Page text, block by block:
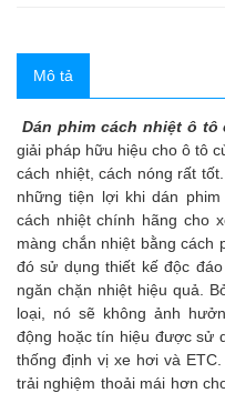
Mô tả
Dán phim cách nhiệt ô tô
giải pháp hữu hiệu cho ô tô
cách nhiệt, cách nóng rất
những tiện lợi khi dán
cách nhiệt chính hãng cho
màng chắn nhiệt bằng cách
đó sử dụng thiết kế độc
ngăn chặn nhiệt hiệu quả.
loại, nó sẽ không ảnh
động hoặc tín hiệu được sử
thống định vị xe hơi và
trải nghiệm thoải mái hơn